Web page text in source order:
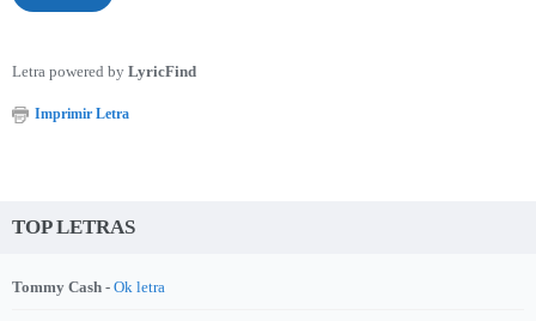
Letra powered by LyricFind
Imprimir Letra
TOP LETRAS
Tommy Cash - Ok letra